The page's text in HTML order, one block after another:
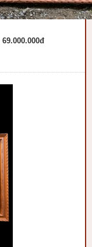
69.000.000đ